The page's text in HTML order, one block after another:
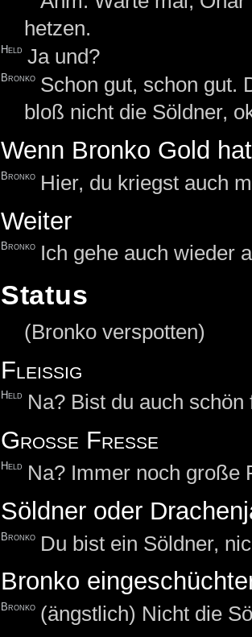
hetzen.
Held Ja und?
Bronko Schon gut, schon gut.
bloß nicht die Söldner,
Wenn Bronko Gold hat
Bronko Hier, du kriegst auch
Weiter
Bronko Ich gehe auch wieder
Status
(Bronko verspotten)
Fleißig
Held Na? Bist du auch schön
Große Fresse
Held Na? Immer noch große
Söldner oder
Bronko Du bist ein Söldner,
Bronko
Bronko (ängstlich) Nicht die